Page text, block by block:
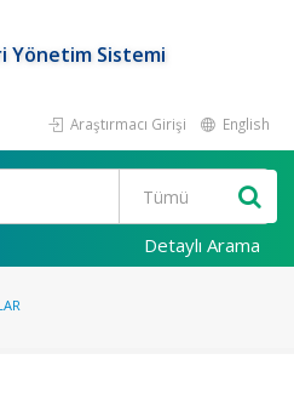
Yönetim Sistemi
Araştırmacı Girişi English
Detaylı Arama